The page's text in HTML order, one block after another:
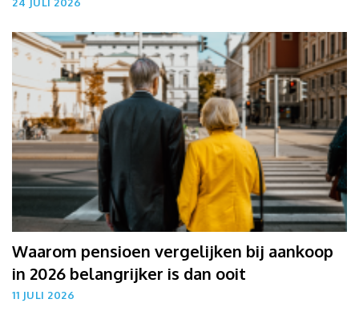
Waarom pensioen vergelijken bij aankoop
in 2026 belangrijker is dan ooit
11 JULI 2026